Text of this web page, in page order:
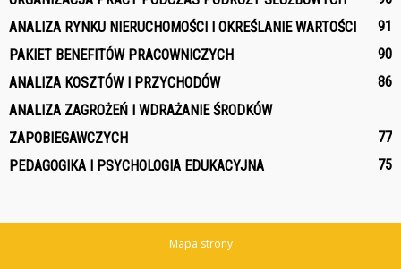
ANALIZA RYNKU NIERUCHOMOŚCI I OKREŚLANIE WARTOŚCI
91
PAKIET BENEFITÓW PRACOWNICZYCH
90
ANALIZA KOSZTÓW I PRZYCHODÓW
86
ANALIZA ZAGROŻEŃ I WDRAŻANIE ŚRODKÓW
ZAPOBIEGAWCZYCH
77
PEDAGOGIKA I PSYCHOLOGIA EDUKACYJNA
75
Mapa strony